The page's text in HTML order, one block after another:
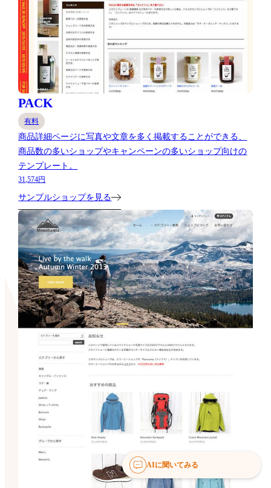
PACK
有料
商品詳細ページに写真や文章を多く掲載することができる、
商品数の多いショップやキャンペーンの多いショップ向けの
テンプレート。
31,574円
サンプルショップを見る
AIに聞いてみる